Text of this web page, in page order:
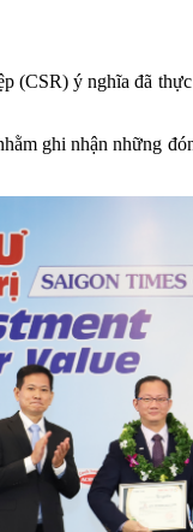
(CSR) ý nghĩa đã
ghi nhận những